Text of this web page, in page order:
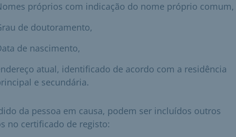
próprios com indicação do nome próprio comum,
de doutoramento,
de nascimento,
atual, identificado de acordo com a residência
e secundária.
da pessoa em causa, podem ser incluídos outros
no certificado de registo: